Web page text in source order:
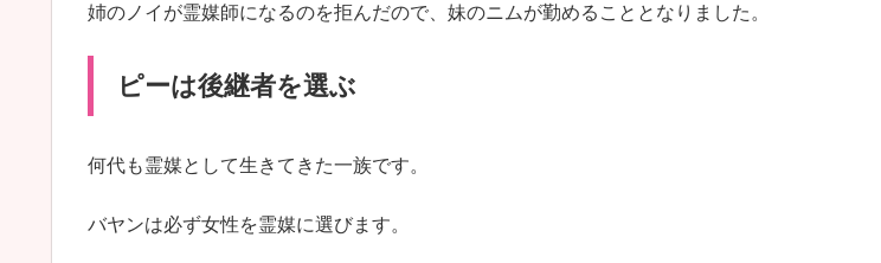
姉のノイが霊媒師になるのを拒んだので、妹のニムが勤めることとなりました。
ピーは後継者を選ぶ
何代も霊媒として生きてきた一族です。
バヤンは必ず女性を霊媒に選びます。